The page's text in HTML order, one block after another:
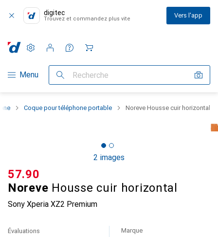
digitec
Trouvez et commandez plus vite Vers l'app
Navigation par catégorie
Menu Recherche
Paramètres
Compte client
Listes de comparaison
Listes d'envies
Panier
Coque pour téléphone portable Noreve Housse cuir horizontal
2 images
Noreve Housse cuir horizontal
Sony Xperia XZ2 Premium
CHF
57.90
Évaluations Marque